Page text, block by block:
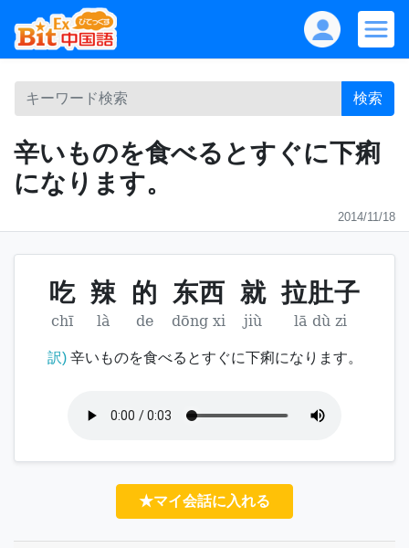
検索
辛いものを食べるとすぐに下痢
になります。
2014/11/18
吃 辣 的 东西 就 拉肚子
chī là de dōng xi jiù lā dù zi
訳)辛いものを食べるとすぐに下痢になります。
★マイ会話に入れる